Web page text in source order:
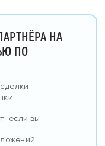
НА
ПО
если вы